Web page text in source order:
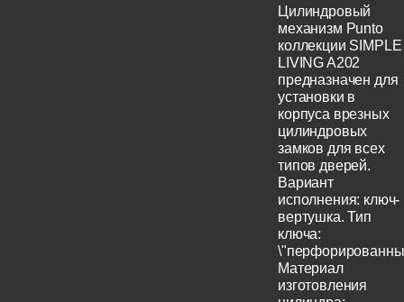
Цилиндровый
механизм Punto
коллекции SIMPLE
LIVING A202
предназначен для
установки в
корпуса врезных
цилиндровых
замков для всех
типов дверей.
Вариант
исполнения: ключ-
вертушка. Тип
ключа:
Материал
изготовления